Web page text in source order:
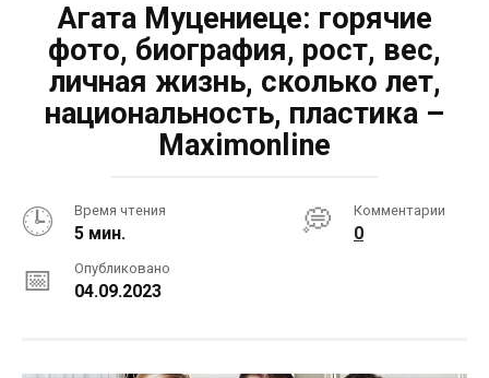
Агата Муцениеце: горячие
фото, биография, рост, вес,
личная жизнь, сколько лет,
национальность, пластика –
Maximonline
Время чтения
5 мин.
Комментарии
0
Опубликовано
04.09.2023